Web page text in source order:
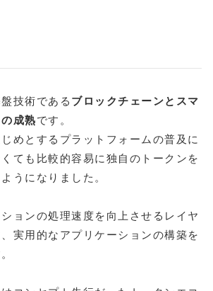
技術である ブロックチェーンとスマ
成熟です。
めとするプラットフォームの普及に
ても比較的容易に独自のトークンを
うになりました。
ョンの処理速度を向上させるレイヤ
実用的なアプリケーションの構築を